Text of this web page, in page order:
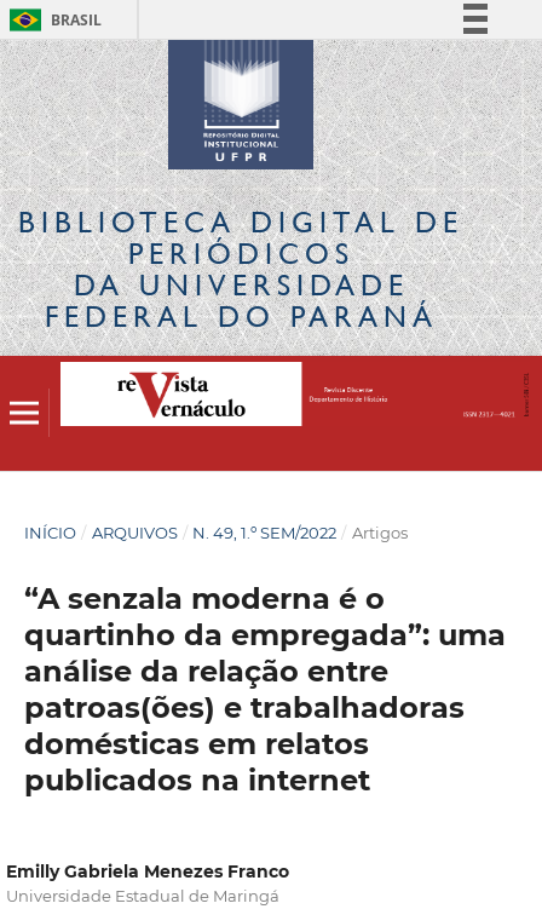
BRASIL
Simplifique!
Comunica BR
Participe
Acesso à informação
Legislação
Canais
BIBLIOTECA DIGITALDE
PERIÓDICOS
DA UNIVERSIDADE
FEDERAL DO PARANÁ
INÍCIO / ARQUIVOS / N. 49, 1.º SEM/2022 / Artigos
“A senzala moderna é o
quartinho da empregada”: uma
análise da relação entre
patroas(ões) e trabalhadoras
domésticas em relatos
publicados na internet
Emilly Gabriela Menezes Franco
Universidade Estadual de Maringá